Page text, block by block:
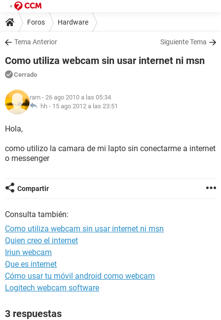
Foros Hardware
Tema Anterior Siguiente Tema
Como utiliza webcam sin usar internet ni msn
Cerrado
ram - 26 ago 2010 a las 05:34
hh - 15 ago 2012 a las 23:51
Hola,
como utilizo la camara de mi lapto sin conectarme a internet
o messenger
Compartir
Consulta también:
Como utiliza webcam sin usar internet ni msn
Quien creo el internet
Iriun webcam
Que es internet
Cómo usar tu móvil android como webcam
Logitech webcam software
3 respuestas